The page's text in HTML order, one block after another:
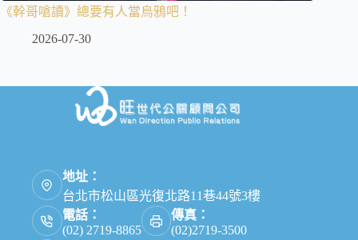
《幹哥嗆讀》總要有人當烏鴉吧！
2026-07-30
地址：
台北市松山區光復北路11巷44號3樓
電話：
(02) 2719-8865
傳真：
(02)2719-3500